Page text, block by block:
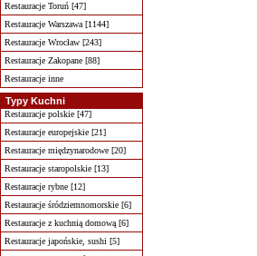
Restauracje Toruń [47]
Restauracje Warszawa [1144]
Restauracje Wrocław [243]
Restauracje Zakopane [88]
Restauracje inne
Typy Kuchni
Restauracje polskie [47]
Restauracje europejskie [21]
Restauracje międzynarodowe [20]
Restauracje staropolskie [13]
Restauracje rybne [12]
Restauracje śródziemnomorskie [6]
Restauracje z kuchnią domową [6]
Restauracje japońskie, sushi [5]